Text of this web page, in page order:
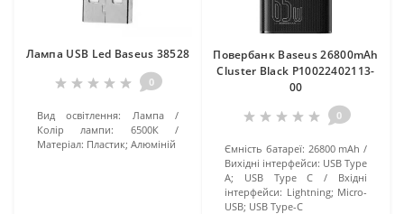
Лампа USB Led Baseus 38528
0
Вид освітлення:
Лампа
Колір лампи:
6500К
Матеріал: Пластик; Алюміній
Повербанк Baseus 26800mAh
Cluster Black P10022402113-
00
0
Ємність батареї: 26800 mAh
Вихідні інтерфейси: USB Type
A; USB Type C
Вхідні
інтерфейси: Lightning; Micro-
USB; USB Type-C